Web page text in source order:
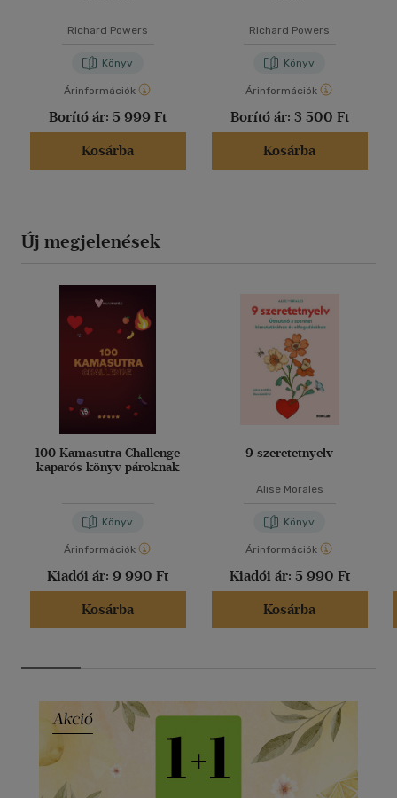
Richard Powers
Könyv
Árinformációk
Borító ár: 5 999 Ft
Kosárba
Richard Powers
Könyv
Árinformációk
Borító ár: 3 500 Ft
Kosárba
Új megjelenések
100 Kamasutra Challenge
kaparós könyv pároknak
Könyv
Árinformációk
Kiadói ár: 9 990 Ft
Kosárba
9 szeretetnyelv
Alise Morales
Könyv
Árinformációk
Kiadói ár: 5 990 Ft
Kosárba